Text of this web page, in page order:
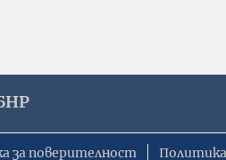
за поверителност Политика